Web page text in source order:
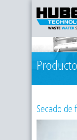
Secado de